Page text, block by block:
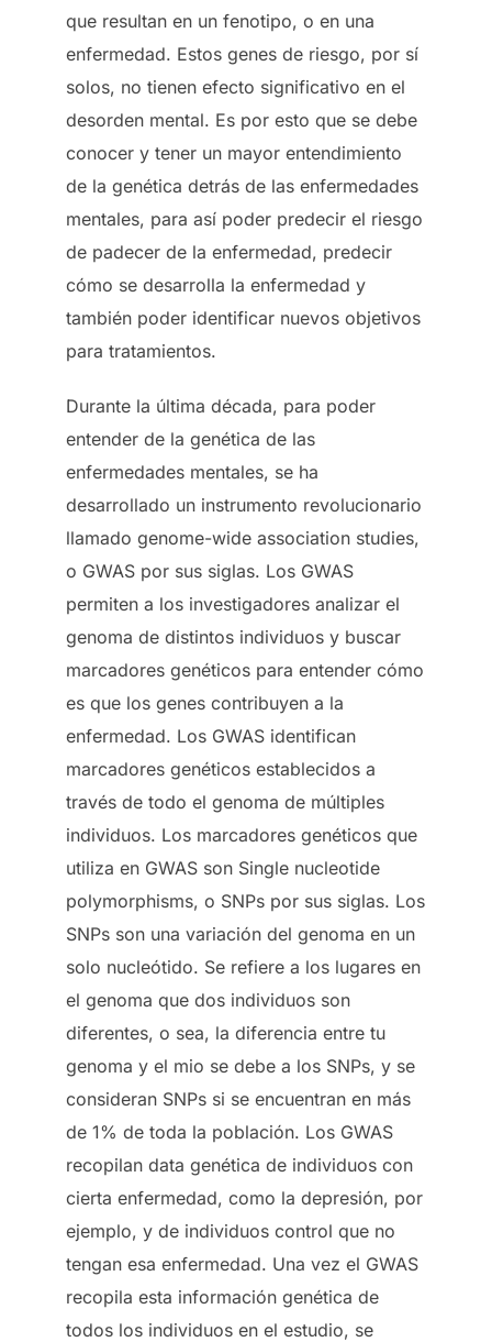
que resultan en un fenotipo, o en una
enfermedad. Estos genes de riesgo, por sí
solos, no tienen efecto significativo en el
desorden mental. Es por esto que se debe
conocer y tener un mayor entendimiento
de la genética detrás de las enfermedades
mentales, para así poder predecir el riesgo
de padecer de la enfermedad, predecir
cómo se desarrolla la enfermedad y
también poder identificar nuevos objetivos
para tratamientos.
Durante la última década, para poder
entender de la genética de las
enfermedades mentales, se ha
desarrollado un instrumento revolucionario
llamado genome-wide association studies,
o GWAS por sus siglas. Los GWAS
permiten a los investigadores analizar el
genoma de distintos individuos y buscar
marcadores genéticos para entender cómo
es que los genes contribuyen a la
enfermedad. Los GWAS identifican
marcadores genéticos establecidos a
través de todo el genoma de múltiples
individuos. Los marcadores genéticos que
utiliza en GWAS son Single nucleotide
polymorphisms, o SNPs por sus siglas. Los
SNPs son una variación del genoma en un
solo nucleótido. Se refiere a los lugares en
el genoma que dos individuos son
diferentes, o sea, la diferencia entre tu
genoma y el mio se debe a los SNPs, y se
consideran SNPs si se encuentran en más
de 1% de toda la población. Los GWAS
recopilan data genética de individuos con
cierta enfermedad, como la depresión, por
ejemplo, y de individuos control que no
tengan esa enfermedad. Una vez el GWAS
recopila esta información genética de
todos los individuos en el estudio, se